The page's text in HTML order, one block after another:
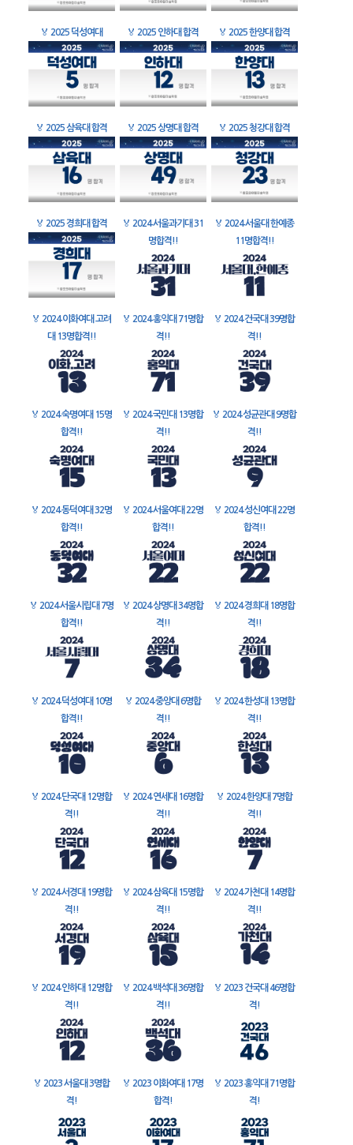
🏅 2025 덕성여대 🏅 2025 인하대 합격 🏅 2025 한양대 합격
🏅 2025 삼육대 합격 🏅 2025 상명대 합격 🏅 2025 청강대 합격
🏅 2025 경희대 합격 🏅 2024 서울과기대 31
명합격!!
🏅 2024 서울대 한예종
11명합격!!
🏅 2024 이화여대 고려
대 13명합격!!
🏅 2024 홍익대 71명합
격!!
🏅 2024 건국대 39명합
격!!
🏅 2024 숙명여대 15명
합격!!
🏅 2024 국민대 13명합
격!!
🏅 2024 성균관대 9명합
격!!
🏅 2024 동덕여대 32명
합격!!
🏅 2024 서울여대 22명
합격!!
🏅 2024 성신여대 22명
합격!!
🏅 2024 서울시립대 7명
합격!!
🏅 2024 상명대 34명합
격!!
🏅 2024 경희대 18명합
격!!
🏅 2024 덕성여대 10명
합격!!
🏅 2024 중앙대 6명합
격!!
🏅 2024 한성대 13명합
격!!
🏅 2024 단국대 12명합
격!!
🏅 2024 연세대 16명합
격!!
🏅 2024 한양대 7명합
격!!
🏅 2024 서경대 19명합
격!!
🏅 2024 삼육대 15명합
격!!
🏅 2024 가천대 14명합
격!!
🏅 2024 인하대 12명합
격!!
🏅 2024 백석대 36명합
격!!
🏅 2023 건국대 46명합
격!
🏅 2023 서울대 3명합
격!
🏅 2023 이화여대 17명
합격!
🏅 2023 홍익대 71명합
격!